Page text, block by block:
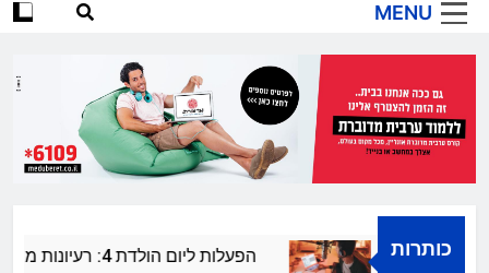
MENU
כותרות
הפעלות ליום הולדת 4: רעיונות מרעננים ושמחים קולית